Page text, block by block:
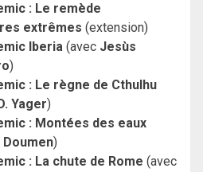
: Le remède
extrêmes (extension)
Iberia (avec Jesùs
)
: Le règne de Cthulhu
Yager)
: Montées des eaux
)
: La chute de Rome (avec